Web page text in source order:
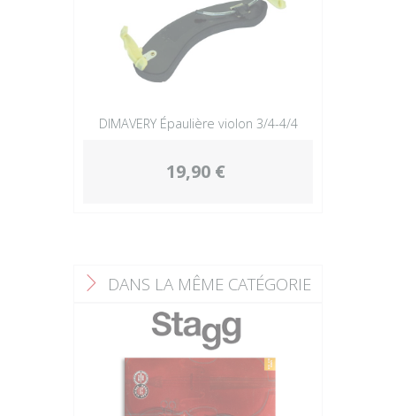
DIMAVERY Épaulière violon 3/4-4/4
19,90 €
F DANS LA MÊME CATÉGORIE